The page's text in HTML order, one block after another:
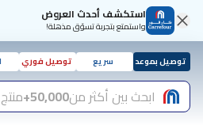
استكشف أحدث العروض
واستمتع بتجربة تسوّق مذهلة!
توصيل بموعد سريع توصيل فوري
ابحث بين أكثر من50,000+ منتج